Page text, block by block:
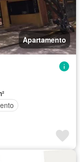
Apartamento